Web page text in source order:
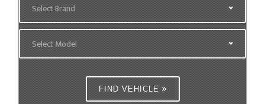
Select Brand
Select Model
FIND VEHICLE